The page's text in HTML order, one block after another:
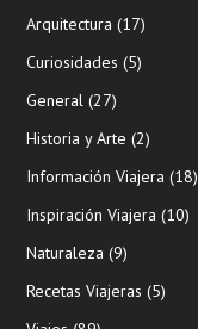
Arquitectura (17)
Curiosidades (5)
General (27)
Historia y Arte (2)
Información Viajera (18)
Inspiración Viajera (10)
Naturaleza (9)
Recetas Viajeras (5)